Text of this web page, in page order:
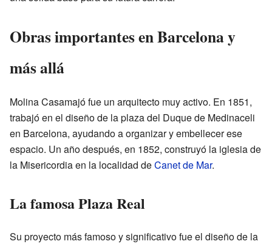
Obras importantes en Barcelona y
más allá
Molina Casamajó fue un arquitecto muy activo. En 1851,
trabajó en el diseño de la plaza del Duque de Medinaceli
en Barcelona, ayudando a organizar y embellecer ese
espacio. Un año después, en 1852, construyó la iglesia de
la Misericordia en la localidad deCanet de Mar.
La famosa Plaza Real
Su proyecto más famoso y significativo fue el diseño de la